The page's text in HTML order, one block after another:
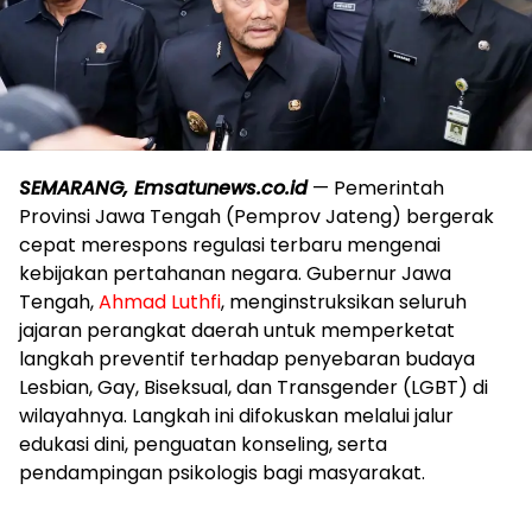
SEMARANG, Emsatunews.co.id— Pemerintah
Provinsi Jawa Tengah (Pemprov Jateng) bergerak
cepat merespons regulasi terbaru mengenai
kebijakan pertahanan negara. Gubernur Jawa
Tengah,Ahmad Luthfi, menginstruksikan seluruh
jajaran perangkat daerah untuk memperketat
langkah preventif terhadap penyebaran budaya
Lesbian, Gay, Biseksual, dan Transgender (LGBT) di
wilayahnya. Langkah ini difokuskan melalui jalur
edukasi dini, penguatan konseling, serta
pendampingan psikologis bagi masyarakat.